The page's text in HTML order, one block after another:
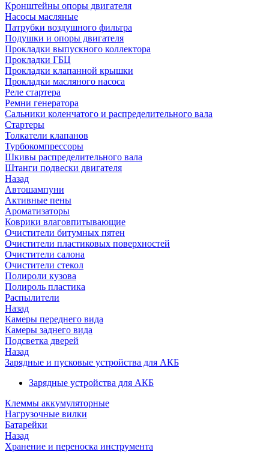
Кронштейны опоры двигателя
Насосы масляные
Патрубки воздушного фильтра
Подушки и опоры двигателя
Прокладки выпускного коллектора
Прокладки ГБЦ
Прокладки клапанной крышки
Прокладки масляного насоса
Реле стартера
Ремни генератора
Сальники коленчатого и распределительного вала
Стартеры
Толкатели клапанов
Турбокомпрессоры
Шкивы распределительного вала
Штанги подвески двигателя
Назад
Автошампуни
Активные пены
Ароматизаторы
Коврики влаговпитывающие
Очистители битумных пятен
Очистители пластиковых поверхностей
Очистители салона
Очистители стекол
Полироли кузова
Полироль пластика
Распылители
Назад
Камеры переднего вида
Камеры заднего вида
Подсветка дверей
Назад
Зарядные и пусковые устройства для АКБ
Зарядные устройства для АКБ
Клеммы аккумуляторные
Нагрузочные вилки
Батарейки
Назад
Хранение и переноска инструмента